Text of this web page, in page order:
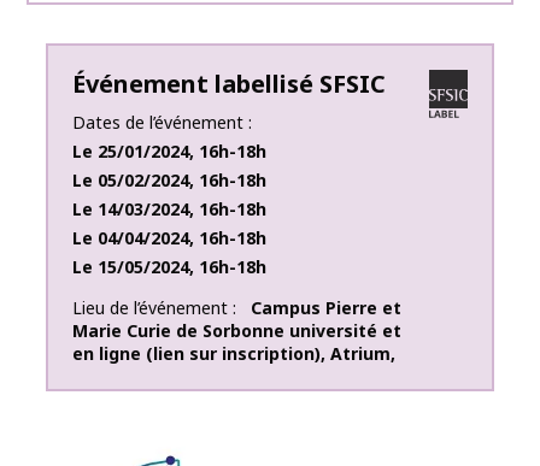
Événement labellisé SFSIC
Dates de l’événement
Le 25/01/2024, 16h-18h
Le 05/02/2024, 16h-18h
Le 14/03/2024, 16h-18h
Le 04/04/2024, 16h-18h
Le 15/05/2024, 16h-18h
Lieu de l’événement
Campus Pierre et
Marie Curie de Sorbonne université et
en ligne (lien sur inscription), Atrium,